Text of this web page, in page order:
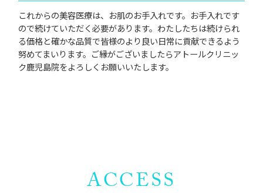
これからの美容医療は、お肌のお手入れです。お手入れです
ので続けていただく必要があります。わたしたちは続けられ
る価格と確かな品質で皆様のより良い日常に貢献できるよう
努めてまいります。ご縁がございましたらアトールクリニッ
ク鹿児島院をよろしくお願いいたします。
ACCESS